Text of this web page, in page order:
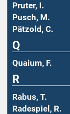
Pruter, I.
Pusch, M.
Pätzold, C.
Q
Quaium, F.
R
Rabus, T.
Radespiel, R.